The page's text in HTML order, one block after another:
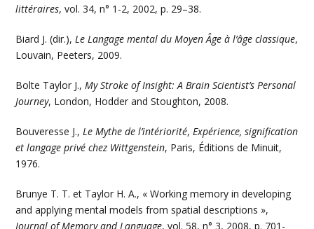
littéraires, vol. 34, n° 1-2, 2002, p. 29–38.
Biard J. (dir.), Le Langage mental du Moyen Âge à l’âge classique,
Louvain, Peeters, 2009.
Bolte Taylor J.,My Stroke of Insight: A Brain Scientist’s Personal
Journey, London, Hodder and Stoughton, 2008.
Bouveresse J., Le Mythe de l’intériorité, Expérience, signification
et langage privé chez Wittgenstein, Paris, Éditions de Minuit,
1976.
Brunye T. T. et Taylor H. A., « Working memory in developing
and applying mental models from spatial descriptions »,
Journal of Memory and Language, vol. 58, n° 3, 2008, p. 701-